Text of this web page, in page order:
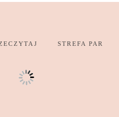
STREFA PAR